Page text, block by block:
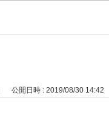
公開日時 : 2019/08/30 14:42